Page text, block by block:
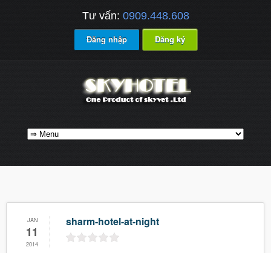
Tư vấn: 0909.448.608
Đăng nhập Đăng ký
JAN
11
2014
sharm-hotel-at-night